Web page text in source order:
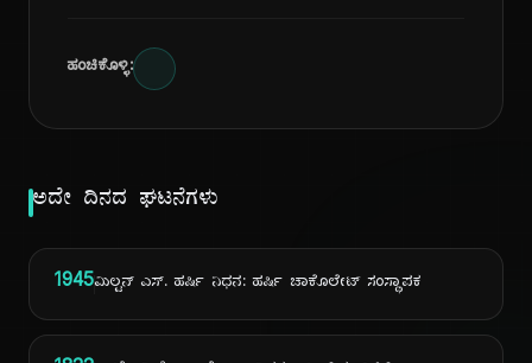
ಹಂಚಿಕೊಳ್ಳಿ:
ಅದೇ ದಿನದ ಘಟನೆಗಳು
1945ಮಿಲ್ಟನ್ ಎಸ್. ಹರ್ಷಿ ನಿಧನ: ಹರ್ಷಿ ಚಾಕೊಲೇಟ್ ಸಂಸ್ಥಾಪಕ